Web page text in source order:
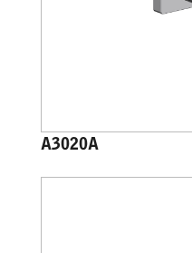
A3020A